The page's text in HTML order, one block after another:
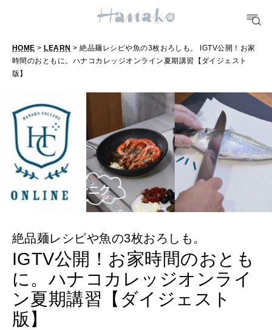
TRAVEL
FORTUNE
明日のわたし
[12星座別] Weekly Holoscope
[12星座別] Monthly Love Holoscope
算命学がわかる今月のあなた
HEALTH
自分にやさしく
LEARN
知る、考える
MAMA
HOME > LEARN > 絶品麺レシピや魚の3枚おろしも。 IGTV公開！お家
時間のおともに。ハナコカレッジオンライン夏期講習【ダイジェスト
版】
絶品麺レシピや魚の3枚おろしも。
IGTV公開！お家時間のおとも
に。ハナコカレッジオンライ
ン夏期講習【ダイジェスト
版】